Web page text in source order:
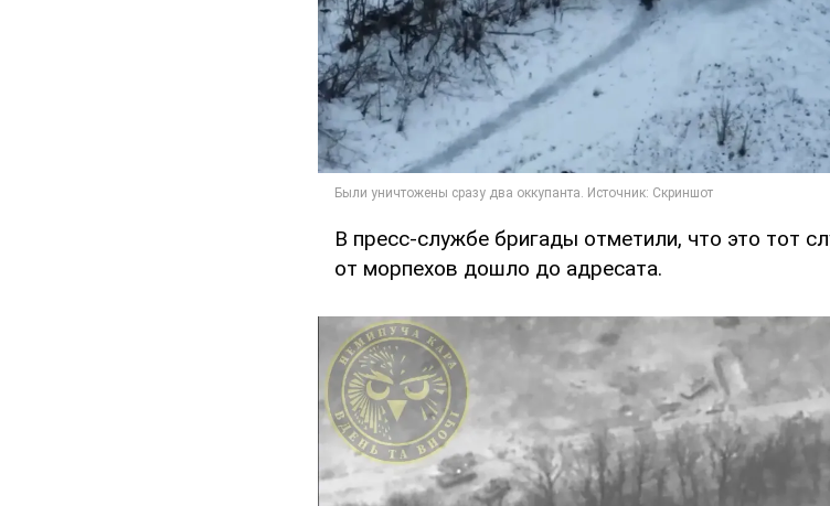
В пресс-службе бригады отметили, что это тот
от морпехов дошло до адресата.